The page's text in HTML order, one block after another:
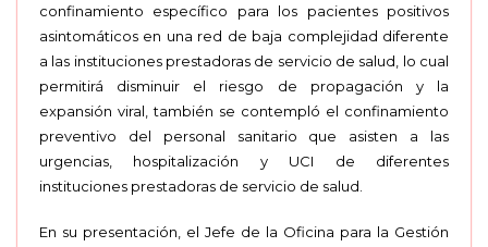
confinamiento específico para los pacientes positivos
asintomáticos en una red de baja complejidad diferente
a las instituciones prestadoras de servicio de salud, lo cual
permitirá disminuir el riesgo de propagación y la
expansión viral, también se contempló el confinamiento
preventivo del personal sanitario que asisten a las
urgencias, hospitalización y UCI de diferentes
instituciones prestadoras de servicio de salud.
En su presentación, el Jefe de la Oficina para la Gestión